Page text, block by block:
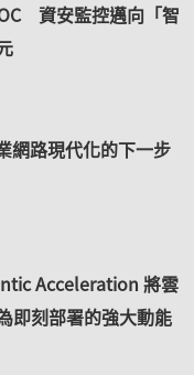
資安監控邁向「智
網路現代化的下一步
Acceleration 將雲
即刻部署的強大動能